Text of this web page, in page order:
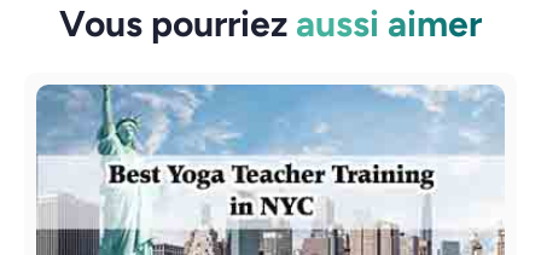
Vous pourriez aussi aimer